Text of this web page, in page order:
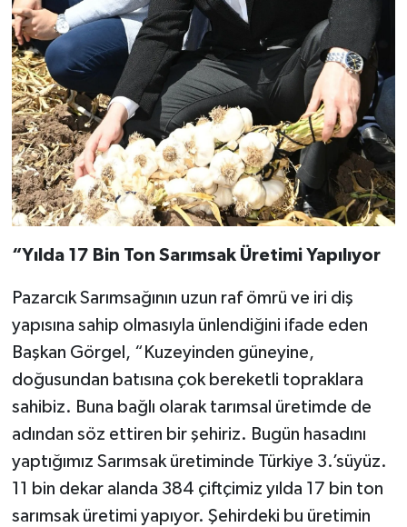
“Yılda 17 Bin Ton Sarımsak Üretimi Yapılıyor
Pazarcık Sarımsağının uzun raf ömrü ve iri diş
yapısına sahip olmasıyla ünlendiğini ifade eden
Başkan Görgel, “Kuzeyinden güneyine,
doğusundan batısına çok bereketli topraklara
sahibiz. Buna bağlı olarak tarımsal üretimde de
adından söz ettiren bir şehiriz. Bugün hasadını
yaptığımız Sarımsak üretiminde Türkiye 3.’süyüz.
11 bin dekar alanda 384 çiftçimiz yılda 17 bin ton
sarımsak üretimi yapıyor. Şehirdeki bu üretimin